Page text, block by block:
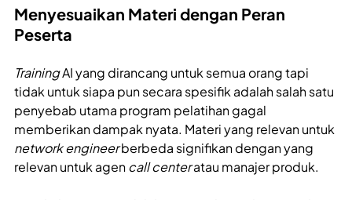
Menyesuaikan Materi dengan Peran
Peserta
TrainingAI yang dirancang untuk semua orang tapi
tidak untuk siapa pun secara spesifik adalah salah satu
penyebab utama program pelatihan gagal
memberikan dampak nyata. Materi yang relevan untuk
network engineerberbeda signifikan dengan yang
relevan untuk agencall centeratau manajer produk.